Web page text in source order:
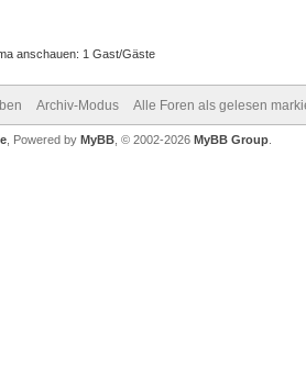
anschauen: 1 Gast/Gäste
Archiv-Modus Alle Foren als gelesen
, Powered by MyBB , © 2002-2026 MyBB Group